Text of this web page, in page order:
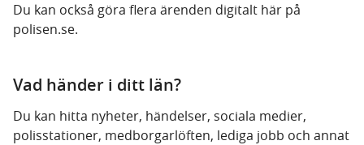
Du kan också göra flera ärenden digitalt här på
polisen.se.
Vad händer i ditt län?
Du kan hitta nyheter, händelser, sociala medier,
polisstationer, medborgarlöften, lediga jobb och annat